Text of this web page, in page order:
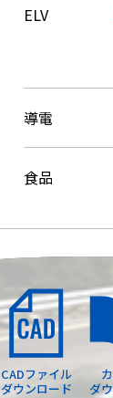
プラ
ソー
企業
ご利
ELV
導電
食品
CADファイル
ダウンロード
ダ